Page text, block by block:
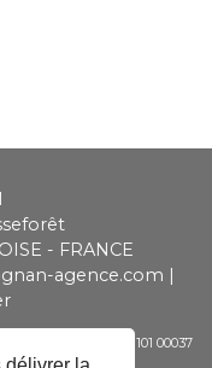
- FRANCE
agence.com
- Siret 448 947 101 00037
947 101